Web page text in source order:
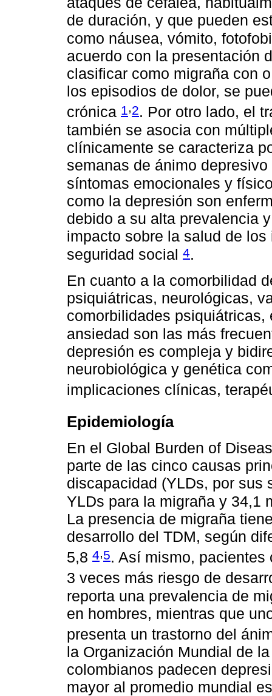
de duración, y que pueden
como náusea, vómito,
acuerdo con la presentación
clasificar como migraña con
los episodios de dolor, se
crónica 1 ,2. Por otro lado, el
también se asocia con
clínicamente se caracteriza
semanas de ánimo
síntomas emocionales y
como la depresión son
debido a su alta prevalencia
impacto sobre la salud de
seguridad social 4.
En cuanto a la comorbilidad
psiquiátricas, neurológicas,
comorbilidades
ansiedad son las más
depresión es compleja y
neurobiológica y genética
implicaciones clínicas,
Epidemiología
En el Global Burden of
parte de las cinco causas
discapacidad (YLDs, por sus
YLDs para la migraña y 34,1
La presencia de migraña
desarrollo del TDM, según
5,8 4,5. Así mismo,
3 veces más riesgo de
reporta una prevalencia de
en hombres, mientras que
presenta un trastorno del
la Organización Mundial de
colombianos padecen
mayor al promedio mundial